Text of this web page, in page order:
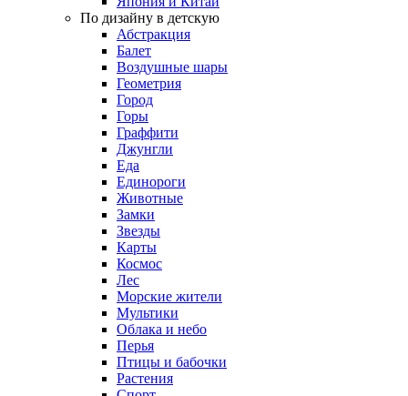
По дизайну в детскую
Абстракция
Балет
Воздушные шары
Геометрия
Город
Горы
Граффити
Джунгли
Еда
Единороги
Животные
Замки
Звезды
Карты
Космос
Лес
Морские жители
Мультики
Облака и небо
Перья
Птицы и бабочки
Растения